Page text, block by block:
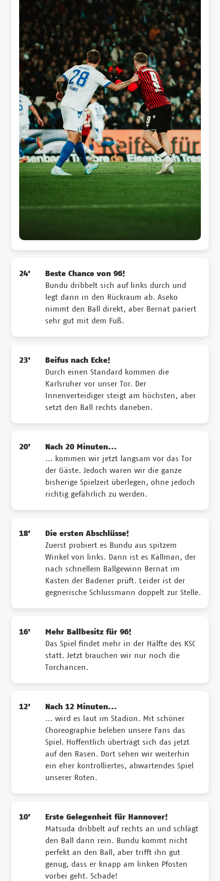
24'
Beste Chance von 96!
Bundu dribbelt sich auf links durch und
legt dann in den Rückraum ab. Aseko
nimmt den Ball direkt, aber Bernat pariert
sehr gut mit dem Fuß.
23'
Beifus nach Ecke!
Durch einen Standard kommen die
Karlsruher vor unser Tor. Der
Innenverteidiger steigt am höchsten, aber
setzt den Ball rechts daneben.
20'
Nach 20 Minuten...
... kommen wir jetzt langsam vor das Tor
der Gäste. Jedoch waren wir die ganze
bisherige Spielzeit überlegen, ohne jedoch
richtig gefährlich zu werden.
18'
Die ersten Abschlüsse!
Zuerst probiert es Bundu aus spitzem
Winkel von links. Dann ist es Källman, der
nach schnellem Ballgewinn Bernat im
Kasten der Badener prüft. Leider ist der
gegnerische Schlussmann doppelt zur Stelle.
16'
Mehr Ballbesitz für 96!
Das Spiel findet mehr in der Hälfte des KSC
statt. Jetzt brauchen wir nur noch die
Torchancen.
12'
Nach 12 Minuten...
... wird es laut im Stadion. Mit schöner
Choreographie beleben unsere Fans das
Spiel. Hoffentlich überträgt sich das jetzt
auf den Rasen. Dort sehen wir weiterhin
ein eher kontrolliertes, abwartendes Spiel
unserer Roten.
10'
Erste Gelegenheit für Hannover!
Matsuda dribbelt auf rechts an und schlägt
den Ball dann rein. Bundu kommt nicht
perfekt an den Ball, aber trifft ihn gut
genug, dass er knapp am linken Pfosten
vorbei geht. Schade!